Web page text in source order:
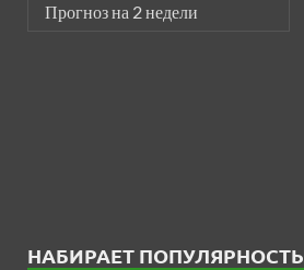
Прогноз на 2 недели
НАБИРАЕТ ПОПУЛЯРНОСТЬ